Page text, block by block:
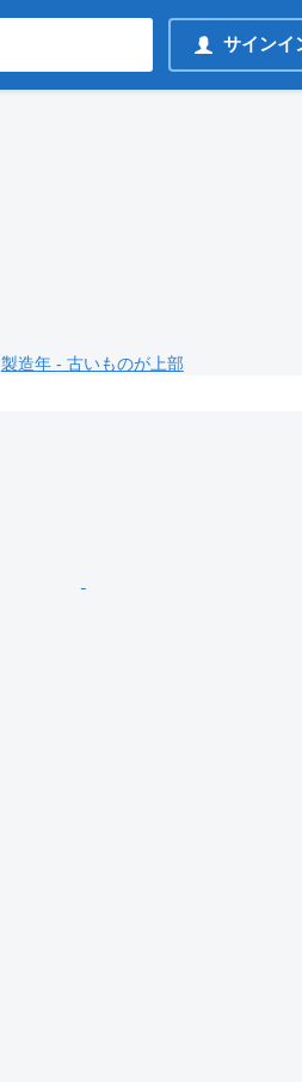
サインイ
製造年 - 古いものが上部